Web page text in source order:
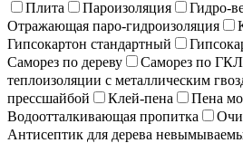
Плита Пароизоляция
Гидро-
Отражающая паро-гидроизоляция
Гипсокартон стандартный
Саморез по дереву
Саморез по ГКЛ
теплоизоляции с металлическим
прессшайбой
Клей-пена
Пена
Водоотталкивающая пропитка
Антисептик для дерева